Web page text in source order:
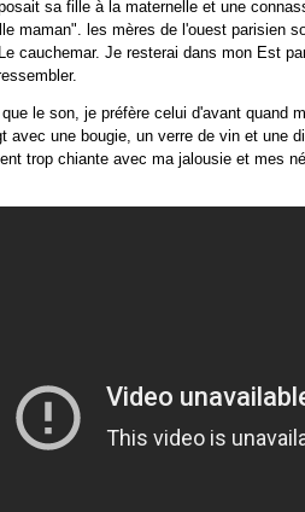
sa fille à la maternelle et une
maman". les mères de l'ouest parisien
cauchemar. Je resterai dans mon Est
le son, je préfère celui d'avant quand
avec une bougie, un verre de vin et une
trop chiante avec ma jalousie et mes